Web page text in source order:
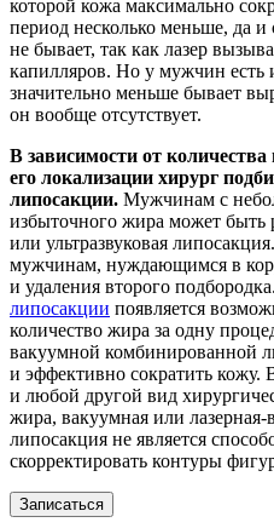
которой кожа максимально
период несколько меньше, да и
не бывает, так как лазер
капилляров. Но у мужчин
значительно меньше бывает
он вообще отсутствует.
В зависимости от
его локализации хирург
липосакции. Мужчинам с
избыточного жира может быть
или ультразвуковая липосакция.
мужчинам, нуждающимся в
и удаления второго
липосакции появляется
количество жира за одну
вакуумной комбинированной
и эффективно сократить кожу.
и любой другой вид
жира, вакуумная или
липосакция не является
скорректировать контуры
Записаться